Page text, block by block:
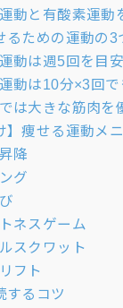
動と有酸素運動
るための運動の3
動は週5回を目
動は10分×3回で
は大きな筋肉を
】痩せる運動メ
降
グ
ネスゲーム
スクワット
フト
するコツ